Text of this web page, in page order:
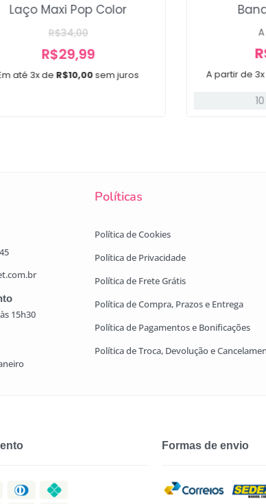
até 3x deR$10,00sem juros
Laço Maxi Pop Color
R$34,00
R$29,99
A partir de
Políticas
15h30
Política de Cookies
Política de Privacidade
Política de Frete Grátis
Política de Compra, Prazos e Entrega
Política de Pagamentos e Bonificações
Política de Troca, Devolução e
Formas de envio